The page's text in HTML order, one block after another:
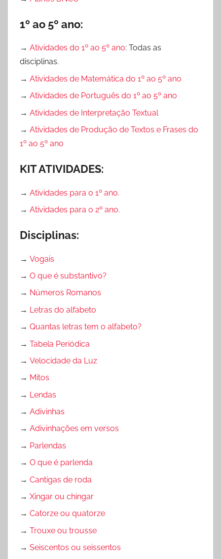
a
,
i
x
t
v
d
d
,
o
l
o
P
1º ao 5º ano:
→ Atividades do 1º ao 5º ano: Todas as
disciplinas.
→ Atividades de Matemática do 1º ao 5º ano
→ Atividades de Português do 1º ao 5º ano
→ Atividades de Interpretação Textual
→ Atividades de Produção de Textos e Frases do
1º ao 5º ano
KIT ATIVIDADES:
→ Atividades para o 1º ano.
→ Atividades para o 2º ano.
Disciplinas:
→ Vogais
→ O que é substantivo?
→ Números Romanos
→ Letras do alfabeto
→ Quantas letras tem o alfabeto?
→ Tabela Periódica
→ Velocidade da Luz
→ Mitos
→ Lendas
→ Adivinhas
→ Adivinhações em versos
→ Parlendas
→ O que é parlenda
→ Cantigas de roda
→ Xingar ou chingar
→ Catorze ou quatorze
→ Trouxe ou trousse
→ Seiscentos ou seissentos